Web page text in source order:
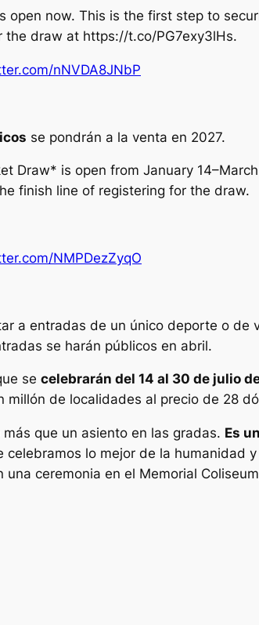
open now. This is the first step to
the draw at https://t.co/PG7exy3lHs.
nNVDA8JNbP
se pondrán a la venta en 2027.
Draw* is open from January
finish line of registering for the draw.
NMPDezZyqO
a entradas de un único deporte o de
se harán públicos en abril.
se celebrarán del 14 al 30 de julio
millón de localidades al precio de 28
que un asiento en las gradas. Es
lo mejor de la humanidad
una ceremonia en el Memorial